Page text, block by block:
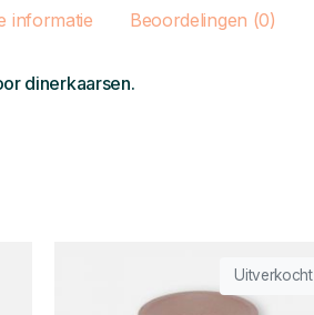
informatie Beoordelingen (0)
dinerkaarsen.
Uitverkocht